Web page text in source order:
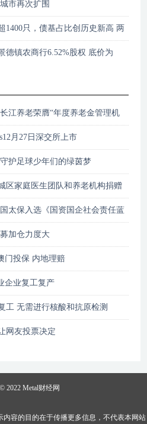
市再次扩围
1400只，债基占比创历史新高 两
德镇农商行6.52%股权 底价为
江养老荣膺“年度养老金管理机
月27日深交所上市
护足球少年们的绿茵梦
区家庭医生团队和养老机构捐赠
太保入选《国资国企社会责任蓝
加仓力度大
门投保 内地理赔
企业复工复产
工 无需进行核酸和抗原检测
网友投票决定
2022 Metal财经网
内容的目的在于传播更多信息，不代表本网站